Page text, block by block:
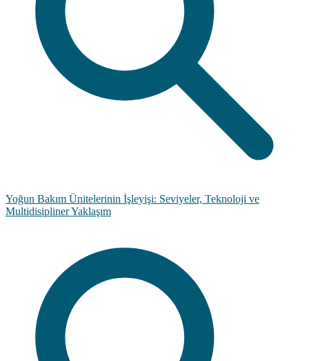
Yoğun Bakım Ünitelerinin İşleyişi: Seviyeler, Teknoloji ve
Multidisipliner Yaklaşım